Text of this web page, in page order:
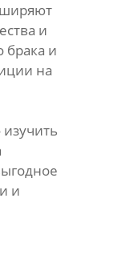
и
и
на
и